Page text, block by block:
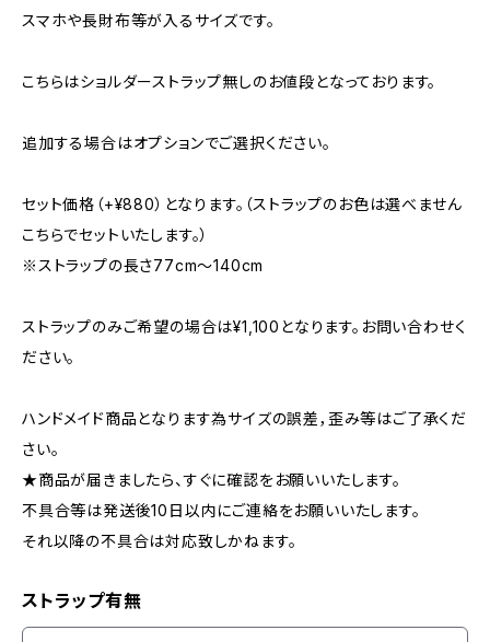
スマホや長財布等が入るサイズです。
こちらはショルダーストラップ無しのお値段となっております。
追加する場合はオプションでご選択ください。
セット価格（+¥880）となります。（ストラップのお色は選べません
こちらでセットいたします。）
※ストラップの長さ77cm〜140cm
ストラップのみご希望の場合は¥1,100となります。お問い合わせく
ださい。
ハンドメイド商品となります為サイズの誤差，歪み等はご了承くだ
さい。
★商品が届きましたら、すぐに確認をお願いいたします。
不具合等は発送後10日以内にご連絡をお願いいたします。
それ以降の不具合は対応致しかねます。
ストラップ有無